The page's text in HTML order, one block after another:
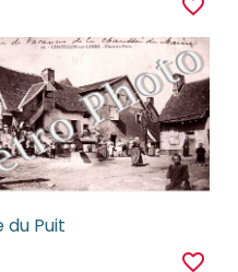
favorite_border
du Puit
favorite_border